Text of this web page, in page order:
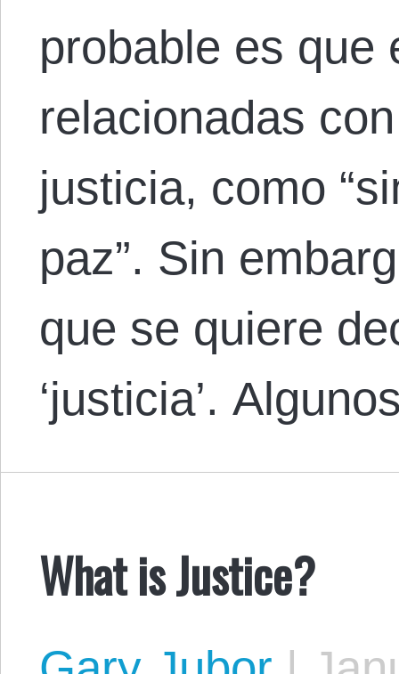
probable es que
relacionadas
justicia, como
paz”. Sin
que se quiere
‘justicia’.
What is Justice?